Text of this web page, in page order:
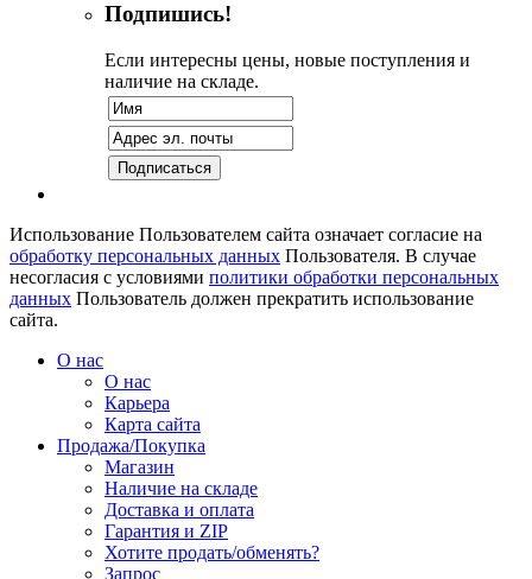
Подпишись!
Если интересны цены, новые поступления и
наличие на складе.
Использование Пользователем сайта означает согласие на
обработку персональных данных Пользователя. В случае
несогласия с условиями политики обработки персональных
данных Пользователь должен прекратить использование
сайта.
О нас
О нас
Карьера
Карта сайта
Продажа/Покупка
Магазин
Наличие на складе
Доставка и оплата
Гарантия и ZIP
Хотите продать/обменять?
Запрос